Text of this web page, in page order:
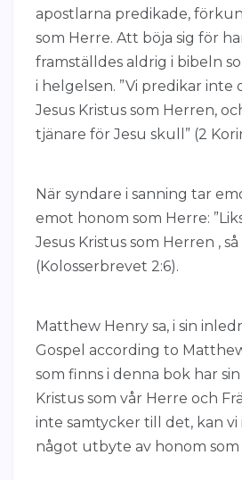
apostlarna predikade,
som Herre. Att böja sig för
framställdes aldrig i bibeln
i helgelsen. ”Vi predikar inte
Jesus Kristus som Herren,
tjänare för Jesu skull” (2
När syndare i sanning tar
emot honom som Herre:
Jesus Kristus som Herren ,
(Kolosserbrevet 2:6).
Matthew Henry sa, i sin
Gospel according to
som finns i denna bok har sin
Kristus som vår Herre och
inte samtycker till det, kan vi
något utbyte av honom som